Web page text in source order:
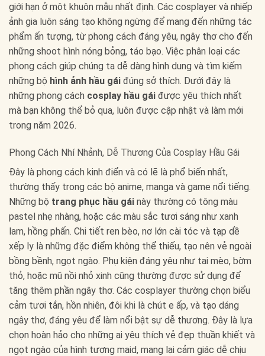
giới hạn ở một khuôn mẫu nhất định. Các cosplayer và nhiếp
ảnh gia luôn sáng tạo không ngừng để mang đến những tác
phẩm ấn tượng, từ phong cách đáng yêu, ngây thơ cho đến
những shoot hình nóng bỏng, táo bạo. Việc phân loại các
phong cách giúp chúng ta dễ dàng hình dung và tìm kiếm
những bộ hình ảnh hầu gái đúng sở thích. Dưới đây là
những phong cách cosplay hầu gái được yêu thích nhất
mà bạn không thể bỏ qua, luôn được cập nhật và làm mới
trong năm 2026.
Phong Cách Nhí Nhảnh, Dễ Thương Của Cosplay Hầu Gái
Đây là phong cách kinh điển và có lẽ là phổ biến nhất,
thường thấy trong các bộ anime, manga và game nổi tiếng.
Những bộ trang phục hầu gái này thường có tông màu
pastel nhẹ nhàng, hoặc các màu sắc tươi sáng như xanh
lam, hồng phấn. Chi tiết ren bèo, nơ lớn cài tóc và tạp dề
xếp ly là những đặc điểm không thể thiếu, tạo nên vẻ ngoài
bồng bềnh, ngọt ngào. Phụ kiện đáng yêu như tai mèo, bờm
thỏ, hoặc mũ nồi nhỏ xinh cũng thường được sử dụng để
tăng thêm phần ngây thơ. Các cosplayer thường chọn biểu
cảm tươi tắn, hồn nhiên, đôi khi là chút e ấp, và tạo dáng
ngây thơ, đáng yêu để làm nổi bật sự dễ thương. Đây là lựa
chọn hoàn hảo cho những ai yêu thích vẻ đẹp thuần khiết và
ngọt ngào của hình tượng maid, mang lại cảm giác dễ chịu